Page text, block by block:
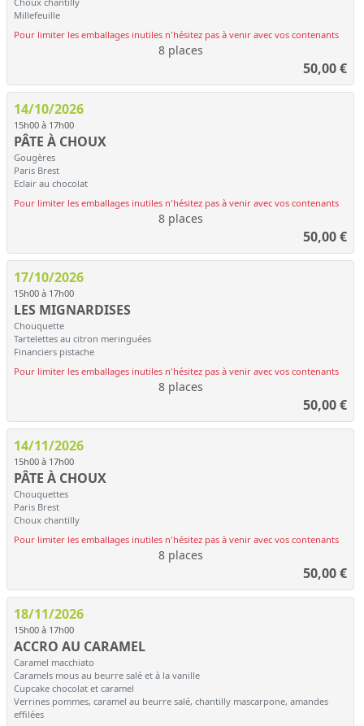
Millefeuille
Pour limiter les emballages inutiles n'hésitez pas à venir avec vos contenants
8 places
50,00€
14/10/2026
15h00 à 17h00
PÂTE À CHOUX
Gougères
Paris Brest
Eclair au chocolat
Pour limiter les emballages inutiles n'hésitez pas à venir avec vos contenants
8 places
50,00€
17/10/2026
15h00 à 17h00
LES MIGNARDISES
Chouquette
Tartelettes au citron meringuées
Financiers pistache
Pour limiter les emballages inutiles n'hésitez pas à venir avec vos contenants
8 places
50,00€
14/11/2026
15h00 à 17h00
PÂTE À CHOUX
Chouquettes
Paris Brest
Choux chantilly
Pour limiter les emballages inutiles n'hésitez pas à venir avec vos contenants
8 places
50,00€
18/11/2026
15h00 à 17h00
ACCRO AU CARAMEL
Caramel macchiato
Caramels mous au beurre salé et à la vanille
Cupcake chocolat et caramel
Verrines pommes, caramel au beurre salé, chantilly mascarpone, amandes
effilées